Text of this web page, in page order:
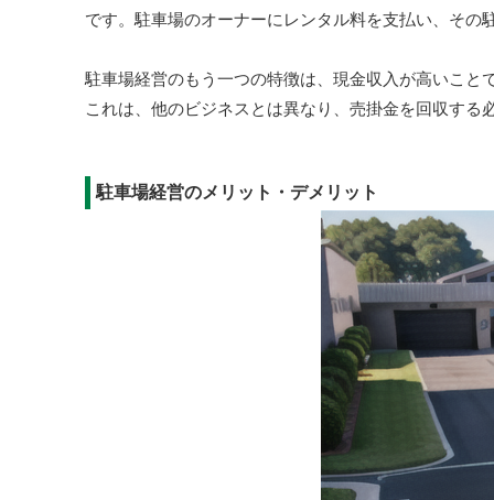
です。駐車場のオーナーにレンタル料を支払い、そ
駐車場経営のもう一つの特徴は、現金収入が高いこ
これは、他のビジネスとは異なり、売掛金を回収する
駐車場経営のメリット・デメリット